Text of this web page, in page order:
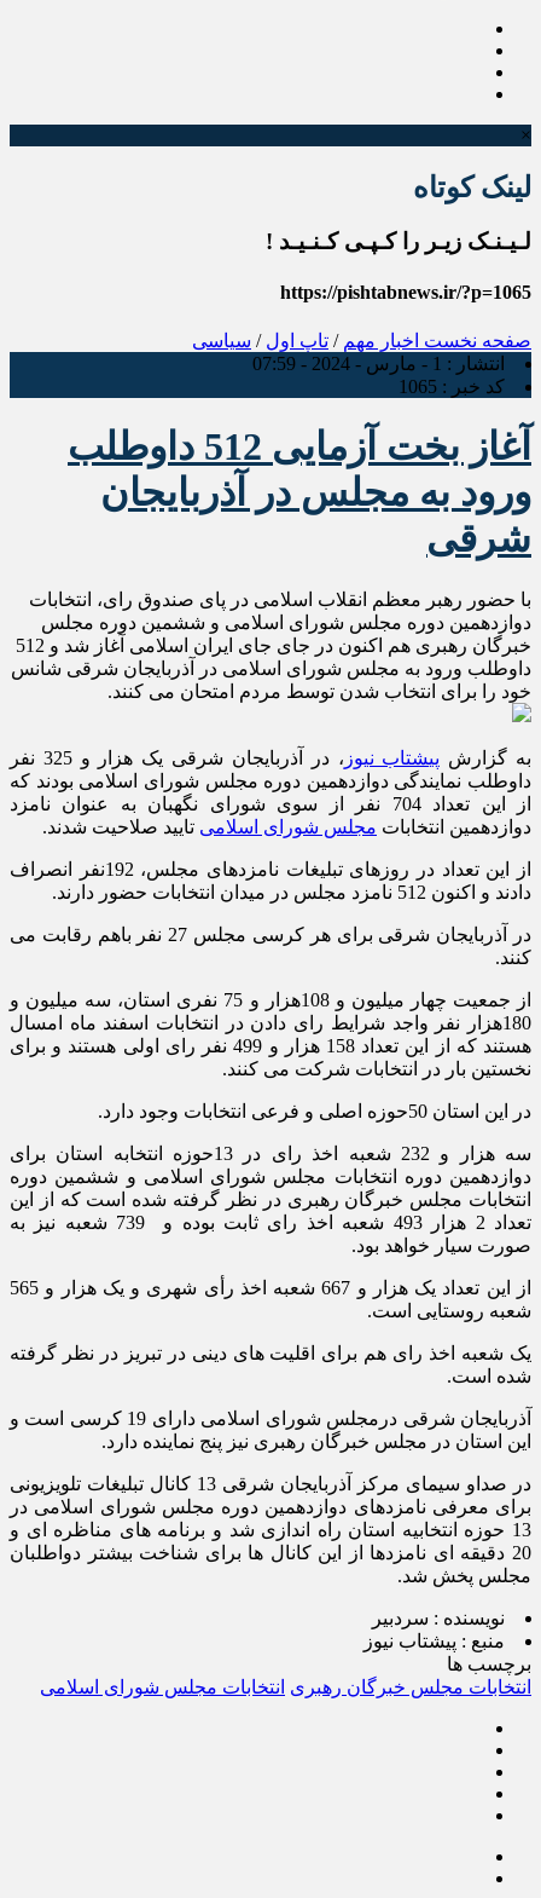
×
لینک کوتاه
لـیـنـک زیـر را کـپـی کـنـیـد !
https://pishtabnews.ir/?p=1065
صفحه نخست اخبار مهم / تاپ اول / سیاسی
انتشار : 1 - مارس - 2024 - 07:59
کد خبر : 1065
آغاز بخت آزمایی 512 داوطلب
ورود به مجلس در آذربایجان
شرقی
با حضور رهبر معظم انقلاب اسلامی در پای صندوق رای، انتخابات
دوازدهمین دوره مجلس شورای اسلامی و ششمین دوره مجلس
خبرگان رهبری هم اکنون در جای جای ایران اسلامی آغاز شد و 512
داوطلب ورود به مجلس شورای اسلامی در آذربایجان شرقی شانس
خود را برای انتخاب شدن توسط مردم امتحان می کنند.
به گزارش پیشتاب نیوز
، در آذربایجان شرقی یک هزار و 325 نفر
داوطلب نمایندگی دوازدهمین دوره مجلس شورای اسلامی بودند که
از این تعداد 704 نفر از سوی شورای نگهبان به عنوان نامزد
دوازدهمین انتخابات مجلس شورای اسلامی تایید صلاحیت شدند.
از این تعداد در روزهای تبلیغات نامزدهای مجلس، 192نفر انصراف
دادند و اکنون 512 نامزد مجلس در میدان انتخابات حضور دارند.
در آذربایجان شرقی برای هر کرسی مجلس 27 نفر باهم رقابت می
کنند.
از جمعیت چهار میلیون و 108هزار و 75 نفری استان، سه میلیون و
180هزار نفر واجد شرایط رای دادن در انتخابات اسفند ماه امسال
هستند که از این تعداد 158 هزار و 499 نفر رای اولی هستند و برای
نخستین بار در انتخابات شرکت می کنند.
در این استان 50حوزه اصلی و فرعی انتخابات وجود دارد.
سه هزار و 232 شعبه اخذ رای در 13حوزه انتخابه استان برای
دوازدهمین دوره انتخابات مجلس شورای اسلامی و ششمین دوره
انتخابات مجلس خبرگان رهبری در نظر گرفته شده است که از این
تعداد 2 هزار 493 شعبه اخذ رای ثابت بوده و 739 شعبه نیز به
صورت سیار خواهد بود.
از این تعداد یک هزار و 667 شعبه اخذ رأی شهری و یک هزار و 565
شعبه روستایی است.
یک شعبه اخذ رای هم برای اقلیت های دینی در تبریز در نظر گرفته
شده است.
آذربایجان شرقی درمجلس شورای اسلامی دارای 19 کرسی است و
این استان در مجلس خبرگان رهبری نیز پنج نماینده دارد.
در صداو سیمای مرکز آذربایجان شرقی 13 کانال تبلیغات تلویزیونی
برای معرفی نامزدهای دوازدهمین دوره مجلس شورای اسلامی در
13 حوزه انتخابیه استان راه اندازی شد و برنامه های مناظره ای و
20 دقیقه ای نامزدها از این کانال ها برای شناخت بیشتر دواطلبان
مجلس پخش شد.
نویسنده : سردبیر
منبع : پیشتاب نیوز
برچسب ها
انتخابات مجلس خبرگان رهبری انتخابات مجلس شورای اسلامی